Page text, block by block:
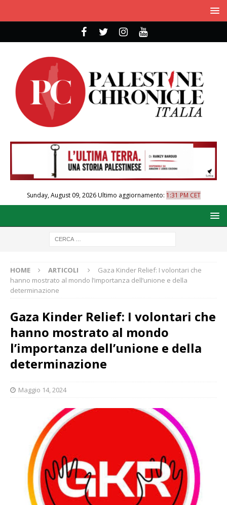
Sunday, August 09, 2026Ultimo aggiornamento: 1:31 PM CET
HOME ARTICOLI
Gaza Kinder Relief: I volontari che
hanno mostrato al mondo l’importanza dell’unione e della
determinazione
Gaza Kinder Relief: I volontari che
hanno mostrato al mondo
l’importanza dell’unione e della
determinazione
Maggio 14, 2024